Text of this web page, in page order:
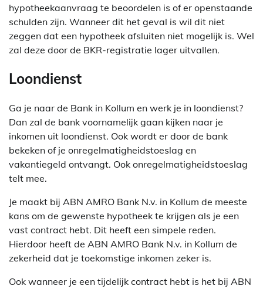
hypotheekaanvraag te beoordelen is of er openstaande
schulden zijn. Wanneer dit het geval is wil dit niet
zeggen dat een hypotheek afsluiten niet mogelijk is. Wel
zal deze door de BKR-registratie lager uitvallen.
Loondienst
Ga je naar de Bank in Kollum en werk je in loondienst?
Dan zal de bank voornamelijk gaan kijken naar je
inkomen uit loondienst. Ook wordt er door de bank
bekeken of je onregelmatigheidstoeslag en
vakantiegeld ontvangt. Ook onregelmatigheidstoeslag
telt mee.
Je maakt bij ABN AMRO Bank N.v. in Kollum de meeste
kans om de gewenste hypotheek te krijgen als je een
vast contract hebt. Dit heeft een simpele reden.
Hierdoor heeft de ABN AMRO Bank N.v. in Kollum de
zekerheid dat je toekomstige inkomen zeker is.
Ook wanneer je een tijdelijk contract hebt is het bij ABN